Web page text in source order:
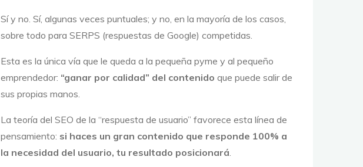
Sí y no. Sí, algunas veces puntuales; y no, en la mayoría de los casos,
sobre todo para SERPS (respuestas de Google) competidas.
Esta es la única vía que le queda a la pequeña pyme y al pequeño
emprendedor: “ganar por calidad” del contenido que puede salir de
sus propias manos.
La teoría del SEO de la “respuesta de usuario” favorece esta línea de
pensamiento: si haces un gran contenido que responde 100% a
la necesidad del usuario, tu resultado posicionará.